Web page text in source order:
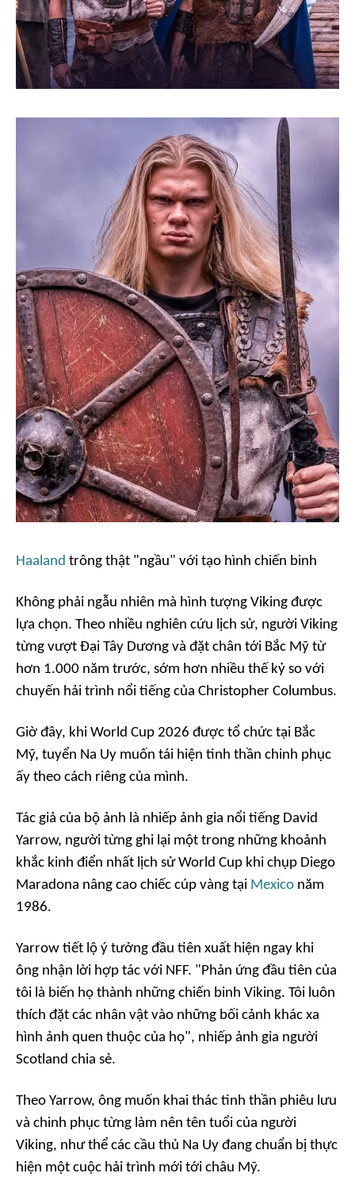
Haaland trông thật "ngầu" với tạo hình chiến binh
Không phải ngẫu nhiên mà hình tượng Viking được
lựa chọn. Theo nhiều nghiên cứu lịch sử, người Viking
từng vượt Đại Tây Dương và đặt chân tới Bắc Mỹ từ
hơn 1.000 năm trước, sớm hơn nhiều thế kỷ so với
chuyến hải trình nổi tiếng của Christopher Columbus.
Giờ đây, khi World Cup 2026 được tổ chức tại Bắc
Mỹ, tuyển Na Uy muốn tái hiện tinh thần chinh phục
ấy theo cách riêng của mình.
Tác giả của bộ ảnh là nhiếp ảnh gia nổi tiếng David
Yarrow, người từng ghi lại một trong những khoảnh
khắc kinh điển nhất lịch sử World Cup khi chụp Diego
Maradona nâng cao chiếc cúp vàng tại Mexico năm
1986.
Yarrow tiết lộ ý tưởng đầu tiên xuất hiện ngay khi
ông nhận lời hợp tác với NFF. "Phản ứng đầu tiên của
tôi là biến họ thành những chiến binh Viking. Tôi luôn
thích đặt các nhân vật vào những bối cảnh khác xa
hình ảnh quen thuộc của họ", nhiếp ảnh gia người
Scotland chia sẻ.
Theo Yarrow, ông muốn khai thác tinh thần phiêu lưu
và chinh phục từng làm nên tên tuổi của người
Viking, như thể các cầu thủ Na Uy đang chuẩn bị thực
hiện một cuộc hải trình mới tới châu Mỹ.